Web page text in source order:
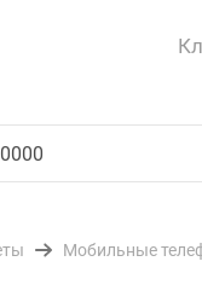
Мобильные